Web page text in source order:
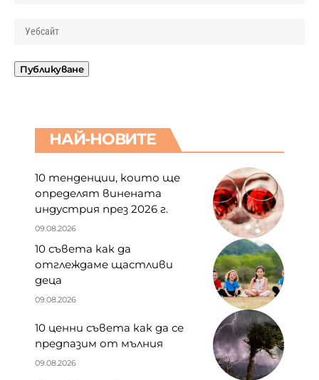
НАЙ-НОВИТЕ
10 тенденции, които ще
определят винената
индустрия през 2026 г.
09.08.2026
10 съвета как да
отглеждаме щастливи
деца
09.08.2026
10 ценни съвета как да се
предпазим от мълния
09.08.2026